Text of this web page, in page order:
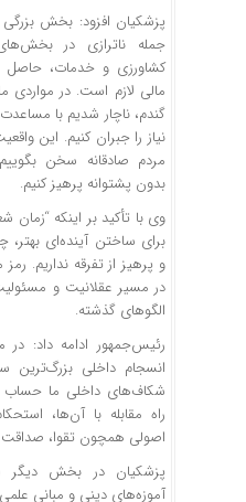
پزشکیان افزود: بخش
جمله ناترازی در بخش‌های
کشاورزی و خدمات، حاصل
مالی لازم است. در مواردی
گندم، ناچار شدیم با
نیاز را جبران کنیم. این
مردم صادقانه سخن
بدون پشتوانه پرهیز کنیم.
وی با تأکید بر اینکه
برای ساختن آینده‌ای بهتر،
و پرهیز از تفرقه نداریم.
در مسیر عقلانیت و
الگوهای گذشته.
رئیس‌جمهور ادامه داد: در
انسجام داخلی
شکاف‌های داخلی ما حساب
راه مقابله با آن‌ها،
اصولی همچون تقوا،
پزشکیان در بخش دیگر
آموزه‌های دینی و مبانی